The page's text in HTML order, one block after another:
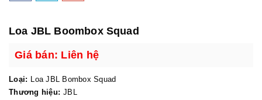
Loa JBL Boombox Squad
Giá bán: Liên hệ
Loại:
Loa JBL Bombox Squad
Thương hiệu: JBL